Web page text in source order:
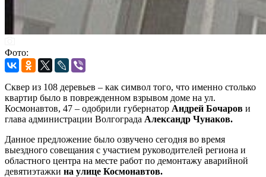
Фото:
Сквер из 108 деревьев – как символ того, что именно столько
квартир было в поврежденном взрывом доме на ул.
Космонавтов, 47 – одобрили губернатор Андрей Бочаров и
глава администрации Волгограда Александр Чунаков.
Данное предложение было озвучено сегодня во время
выездного совещания с участием руководителей региона и
областного центра на месте работ по демонтажу аварийной
девятиэтажки на улице Космонавтов.